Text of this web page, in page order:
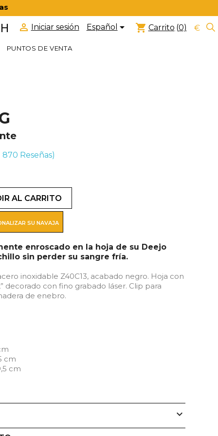
PUNTOS DE VENTA
 Iniciar sesión Español shopping_cart Carrito (0) €
870 Reseñas)
AL CARRITO
SU NAVAJA
enroscado en la hoja de su Deejo
sin perder su sangre fría.
inoxidable Z40C13, acabado negro. Hoja con
decorado con fino grabado láser. Clip para
de enebro.
cm
cm
expand_more